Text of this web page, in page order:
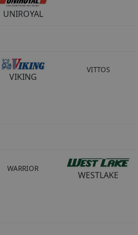
UNIROYAL
VIKING
VITTOS
WARRIOR
WESTLAKE